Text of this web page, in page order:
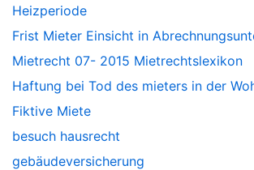
Heizperiode
Frist Mieter Einsicht in
Mietrecht 07- 2015 Mietrechtslexikon
Haftung bei Tod des mieters in der
Fiktive Miete
besuch hausrecht
gebäudeversicherung